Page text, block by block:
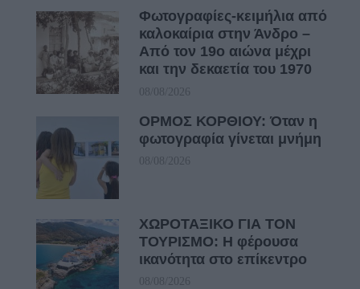
Φωτογραφίες-κειμήλια από
καλοκαίρια στην Άνδρο –
Από τον 19ο αιώνα μέχρι
και την δεκαετία του 1970
08/08/2026
ΟΡΜΟΣ ΚΟΡΘΙΟΥ: Όταν η
φωτογραφία γίνεται μνήμη
08/08/2026
ΧΩΡΟΤΑΞΙΚΟ ΓΙΑ ΤΟΝ
ΤΟΥΡΙΣΜΟ: Η φέρουσα
ικανότητα στο επίκεντρο
08/08/2026